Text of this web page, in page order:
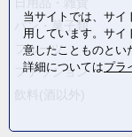
パン・菓子類
フルーツ
ファッション
当サイトでは、サイ
用しています。サイ
意したことものとい
詳細についてはプラ